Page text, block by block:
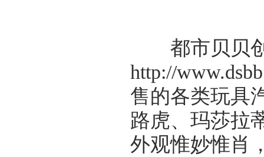
都市贝贝创
http://
售的各类玩具
路虎、玛莎拉
外观惟妙惟肖